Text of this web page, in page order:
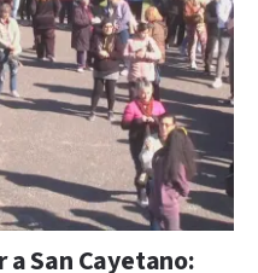
a San Cayetano: